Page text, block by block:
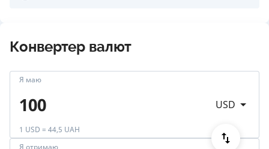
Конвертер валют
Я маю
1 USD = 44,5 UAH
USD
Я отримаю